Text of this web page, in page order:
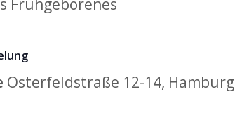
Osterfeldstraße 12-14, Hamburg